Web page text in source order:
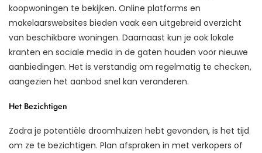
koopwoningen te bekijken. Online platforms en
makelaarswebsites bieden vaak een uitgebreid overzicht
van beschikbare woningen. Daarnaast kun je ook lokale
kranten en sociale media in de gaten houden voor nieuwe
aanbiedingen. Het is verstandig om regelmatig te checken,
aangezien het aanbod snel kan veranderen.
Het Bezichtigen
Zodra je potentiële droomhuizen hebt gevonden, is het tijd
om ze te bezichtigen. Plan afspraken in met verkopers of